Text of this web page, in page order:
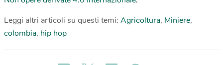
Leggi altri articoli su questi temi: Agricoltura, Miniere,
colombia, hip hop